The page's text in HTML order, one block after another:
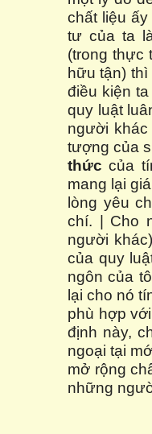
chất liệu
tư của ta
(trong thực
hữu tận)
điều kiện
quy luật
người
tượng của
thức của
mang lại
lòng yêu
chí. | Cho
người
của quy
ngôn của
lại cho nó
phù hợp
định này,
ngoại tại
mở rộng
những